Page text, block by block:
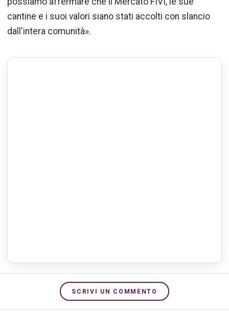
cantine e i suoi valori siano stati accolti con slancio
dall'intera comunità».
SCRIVI UN COMMENTO